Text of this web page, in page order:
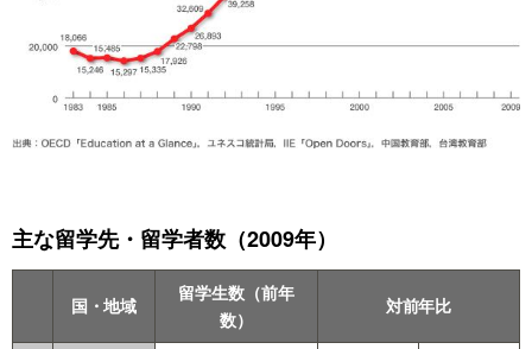
主な留学先・留学者数（2009年）
国・地域
留学生数（前年
数）
対前年比